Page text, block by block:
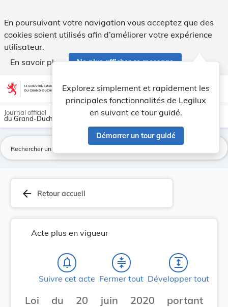
En poursuivant votre navigation vous acceptez que des
cookies soient utilisés afin d’améliorer votre expérience
utilisateur.
En savoir plus
Ne plus afficher ce message
Aller au contenu account_circle help Aide
Explorez simplement et rapidement les
principales fonctionnalités de Legilux
en suivant ce tour guidé.
Démarrer un tour guidé
light_mode dark_mode
Journal officiel
du Grand-Duché de Luxembourg
arrow_back Retour accueil
Acte plus en vigueur
notifications_none
Suivre cet acte
compress
Fermer tout
expand
Développer tout
Loi du 20 juin 2020 portant